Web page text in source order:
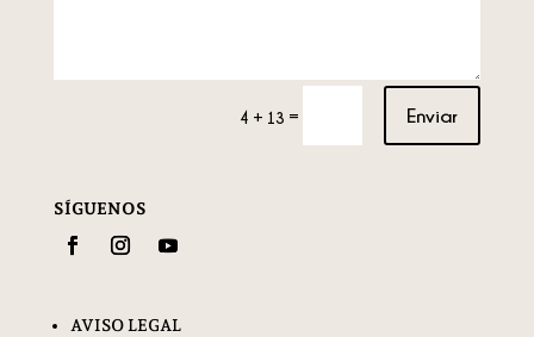
4 + 13 = Enviar
SÍGUENOS
AVISO LEGAL